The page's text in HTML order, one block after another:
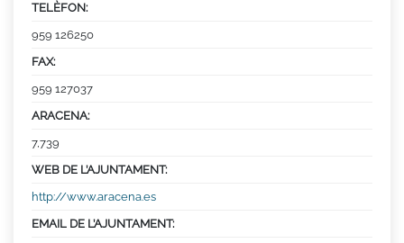
TELÈFON:
959 126250
FAX:
959 127037
ARACENA:
7,739
WEB DE L’AJUNTAMENT:
http://www.aracena.es
EMAIL DE L’AJUNTAMENT: